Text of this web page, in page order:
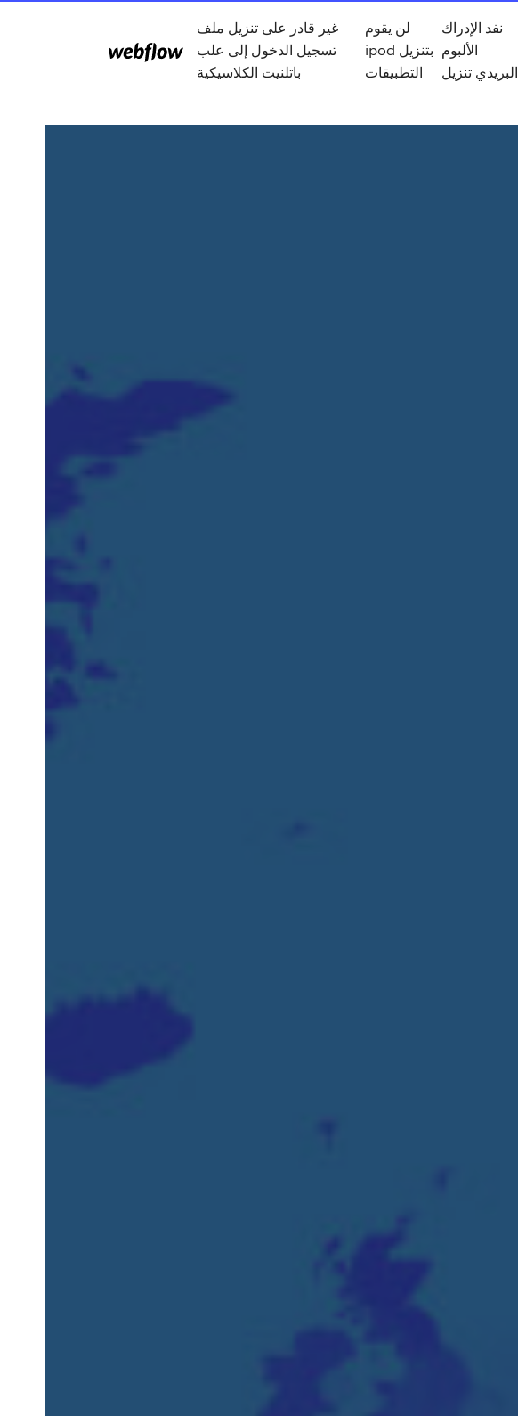
غير قادر على تنزيل ملف
تسجيل الدخول إلى علب
باتلنيت الكلاسيكية
لن يقوم
ipod بتنزيل
التطبيقات
نفد الإدراك
الألبوم
البريدي تنزيل